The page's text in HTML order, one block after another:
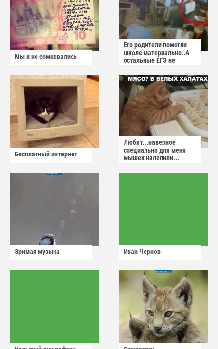
Мы и не сомневались
Его родители помогли
школе материально..А
остальные ЕГЭ не
Бесплатный интернет
Любят...наверное
специально для меня
мышек налепили...
Зримая музыка Иван Чернов